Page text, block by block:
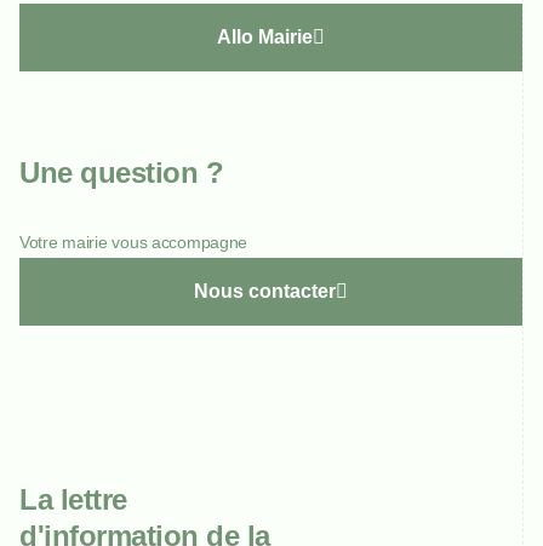
Allo Mairie
Une question ?
Votre mairie vous accompagne
Nous contacter
La lettre
d'information de la